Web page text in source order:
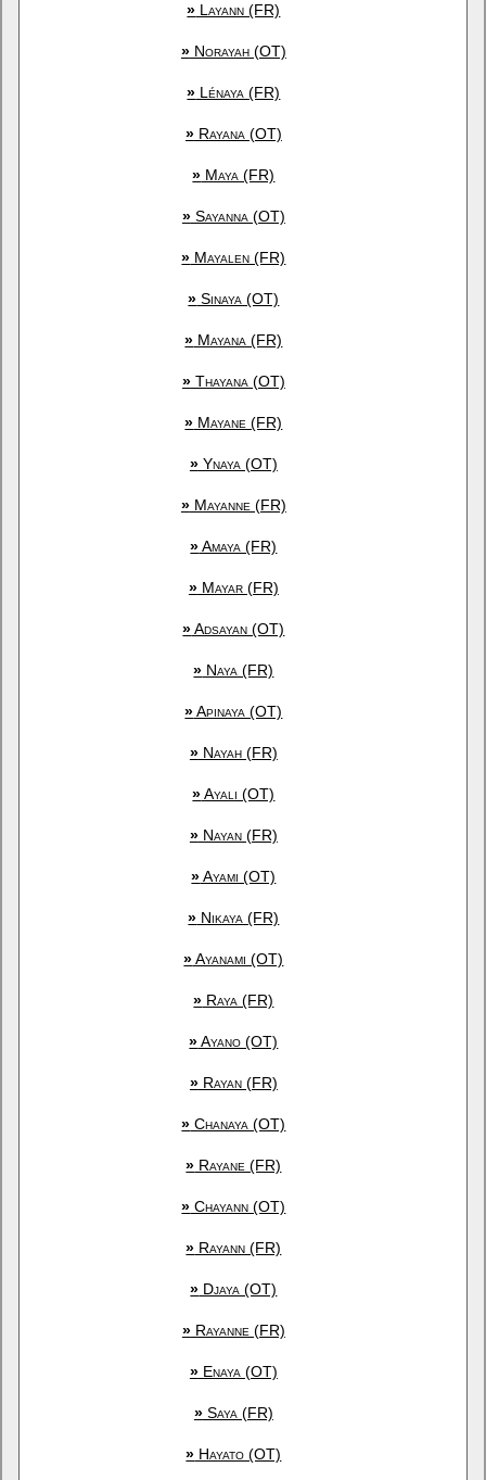
» Layann (FR)
»Norayah (OT)
» Lénaya (FR)
»Rayana (OT)
» Maya (FR)
»Sayanna (OT)
» Mayalen (FR)
» Sinaya (OT)
» Mayana (FR)
»Thayana (OT)
» Mayane (FR)
»Ynaya (OT)
»Mayanne (FR)
»Amaya (FR)
»Mayar (FR)
»Adsayan (OT)
» Naya (FR)
»Apinaya (OT)
»Nayah (FR)
»Ayali (OT)
»Nayan (FR)
»Ayami (OT)
» Nikaya (FR)
»Ayanami (OT)
» Raya (FR)
»Ayano (OT)
»Rayan (FR)
» Chanaya (OT)
» Rayane (FR)
» Chayann (OT)
» Rayann (FR)
» Djaya (OT)
»Rayanne (FR)
»Enaya (OT)
»Saya (FR)
» Hayato (OT)